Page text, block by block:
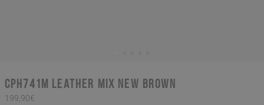
CPH741M leather mix new brown
199,90€